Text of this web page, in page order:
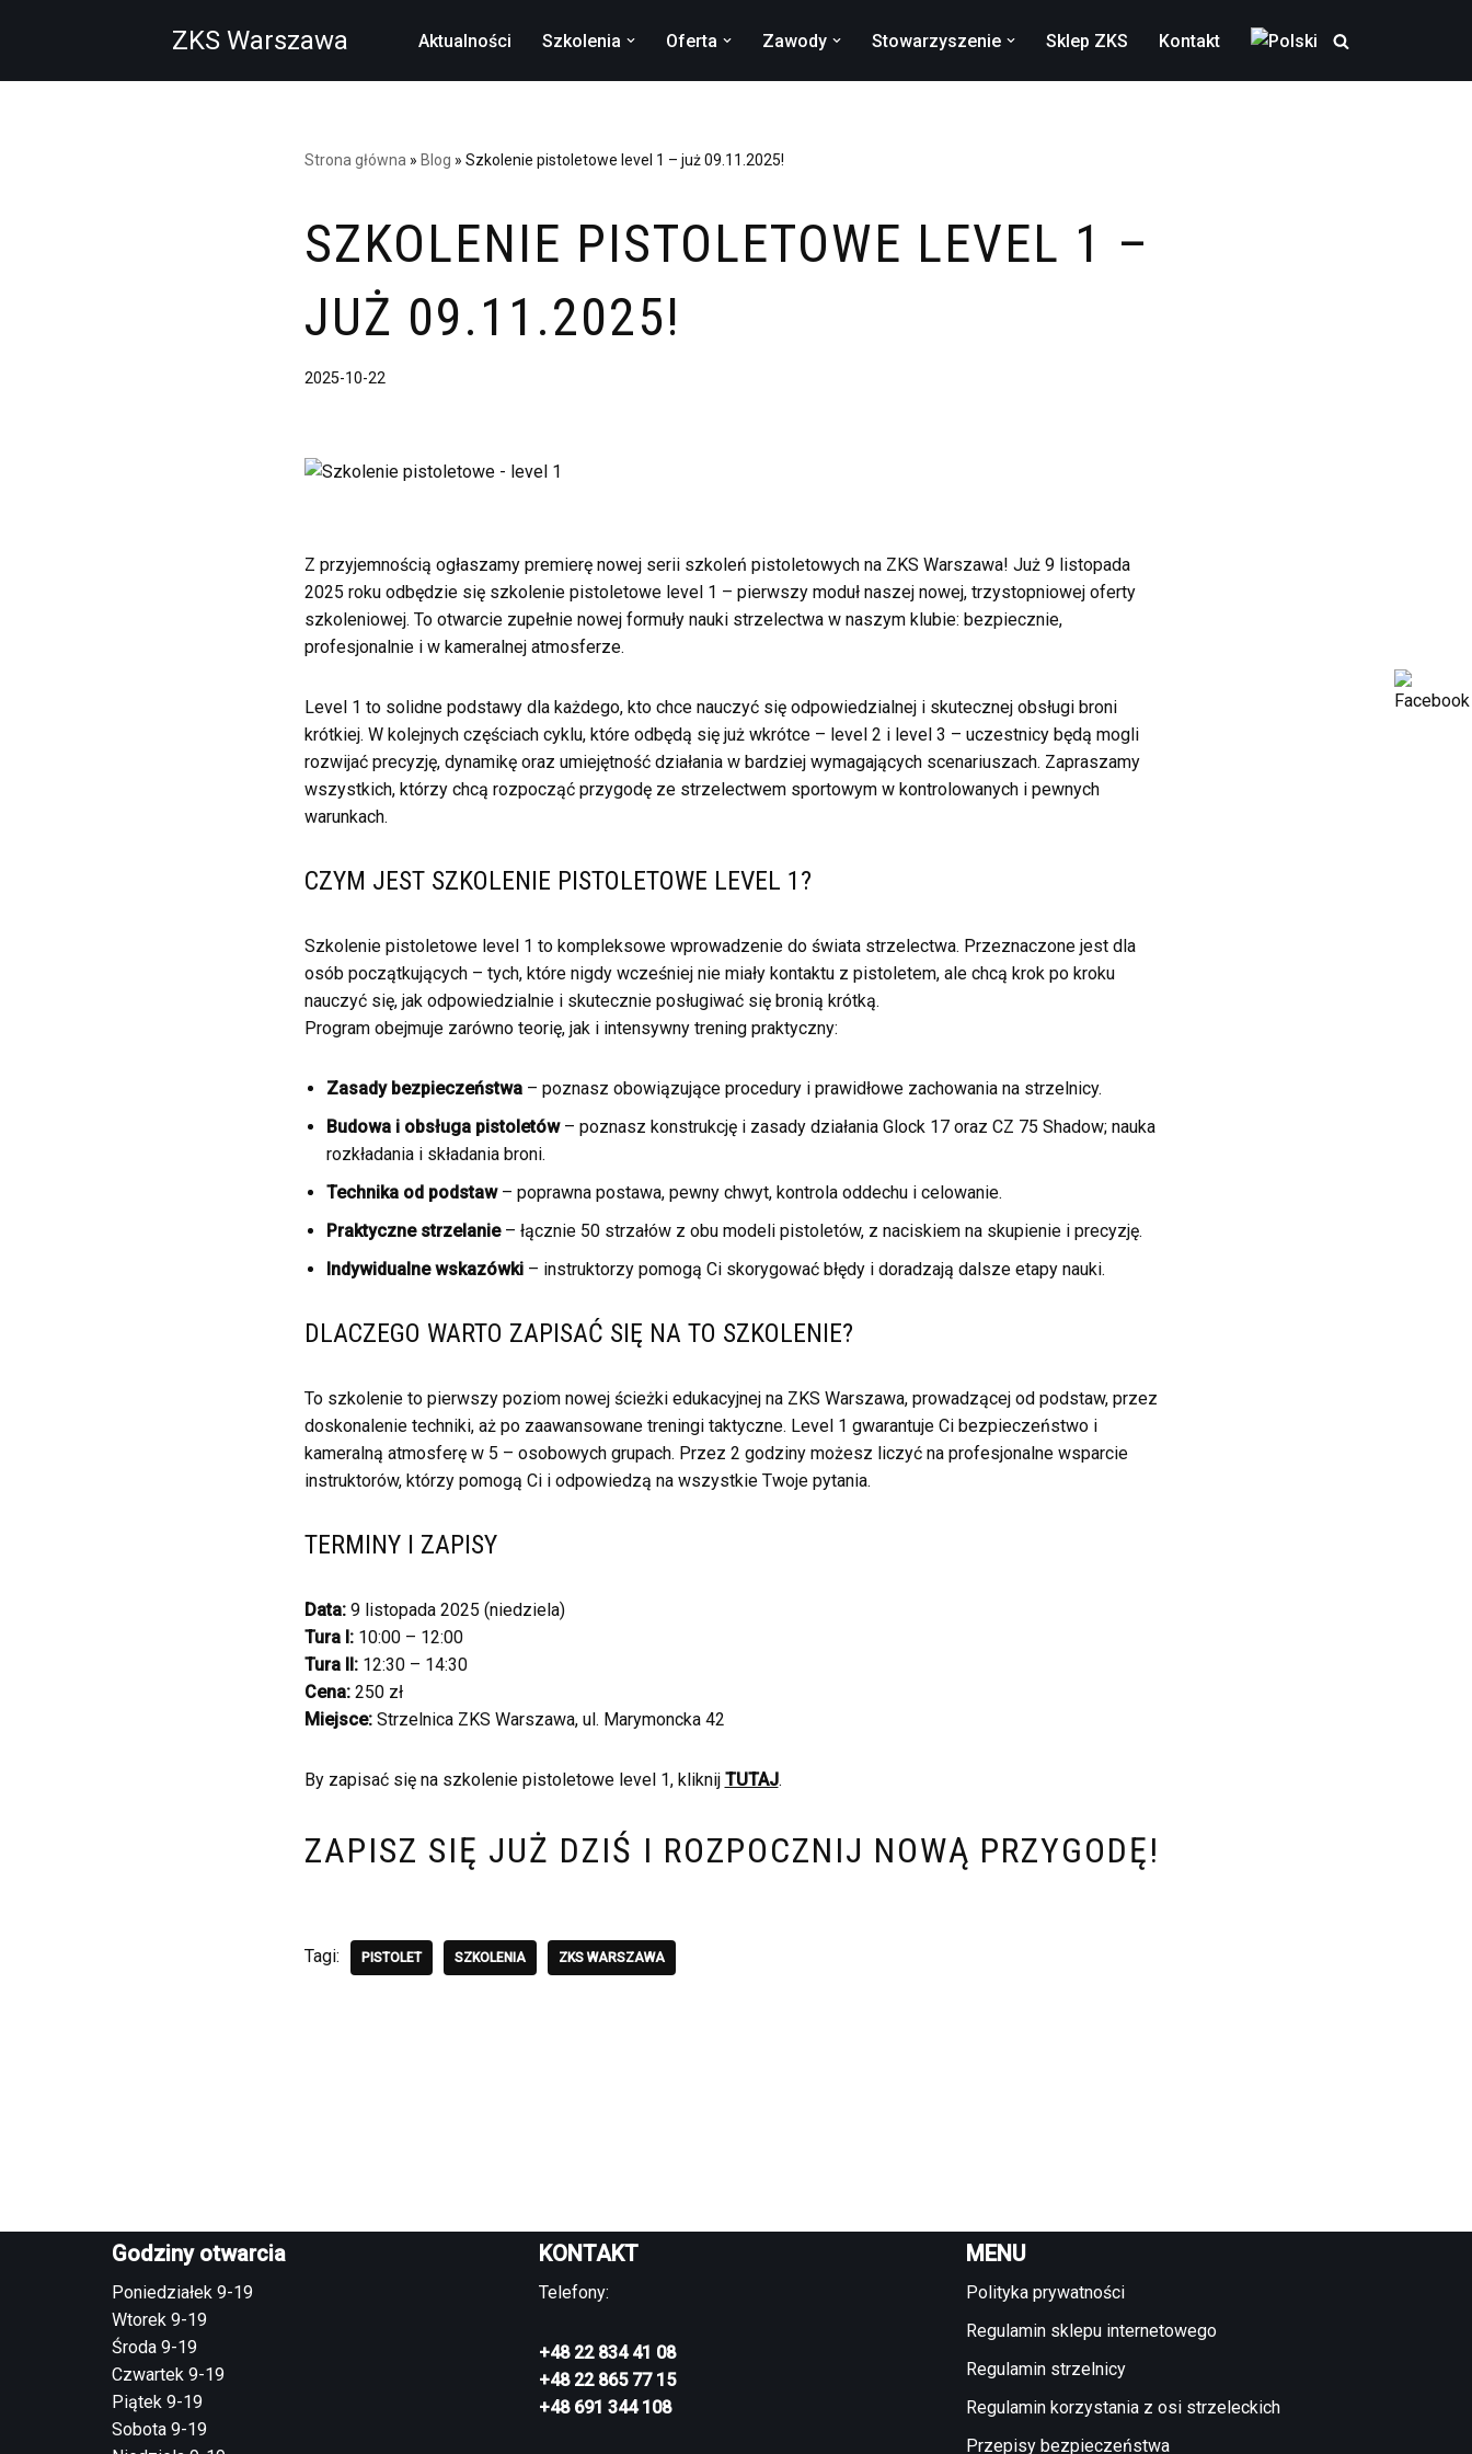
do
ZKS Warszawa Aktualności Szkolenia Oferta Zawody Stowarzyszenie Sklep ZKS Kontakt
Strona główna » Blog » Szkolenie pistoletowe level 1 – już 09.11.2025!
SZKOLENIE PISTOLETOWE LEVEL 1 –
JUŻ 09.11.2025!
2025-10-22
Z przyjemnością ogłaszamy premierę nowej serii szkoleń pistoletowych na ZKS Warszawa! Już 9 listopada
2025 roku odbędzie się szkolenie pistoletowe level 1 – pierwszy moduł naszej nowej, trzystopniowej oferty
szkoleniowej. To otwarcie zupełnie nowej formuły nauki strzelectwa w naszym klubie: bezpiecznie,
profesjonalnie i w kameralnej atmosferze.
Level 1 to solidne podstawy dla każdego, kto chce nauczyć się odpowiedzialnej i skutecznej obsługi broni
krótkiej. W kolejnych częściach cyklu, które odbędą się już wkrótce – level 2 i level 3 – uczestnicy będą mogli
rozwijać precyzję, dynamikę oraz umiejętność działania w bardziej wymagających scenariuszach. Zapraszamy
wszystkich, którzy chcą rozpocząć przygodę ze strzelectwem sportowym w kontrolowanych i pewnych
warunkach.
CZYM JEST SZKOLENIE PISTOLETOWE LEVEL 1?
Szkolenie pistoletowe level 1 to kompleksowe wprowadzenie do świata strzelectwa. Przeznaczone jest dla
osób początkujących – tych, które nigdy wcześniej nie miały kontaktu z pistoletem, ale chcą krok po kroku
nauczyć się, jak odpowiedzialnie i skutecznie posługiwać się bronią krótką.
Program obejmuje zarówno teorię, jak i intensywny trening praktyczny:
Zasady bezpieczeństwa– poznasz obowiązujące procedury i prawidłowe zachowania na strzelnicy.
Budowa i obsługa pistoletów– poznasz konstrukcję i zasady działania Glock 17 oraz CZ 75 Shadow; nauka
rozkładania i składania broni.
Technika od podstaw– poprawna postawa, pewny chwyt, kontrola oddechu i celowanie.
Praktyczne strzelanie– łącznie 50 strzałów z obu modeli pistoletów, z naciskiem na skupienie i precyzję.
Indywidualne wskazówki– instruktorzy pomogą Ci skorygować błędy i doradzają dalsze etapy nauki.
DLACZEGO WARTO ZAPISAĆ SIĘ NA TO SZKOLENIE?
To szkolenie to pierwszy poziom nowej ścieżki edukacyjnej na ZKS Warszawa, prowadzącej od podstaw, przez
doskonalenie techniki, aż po zaawansowane treningi taktyczne. Level 1 gwarantuje Ci bezpieczeństwo i
kameralną atmosferę w 5 – osobowych grupach. Przez 2 godziny możesz liczyć na profesjonalne wsparcie
instruktorów, którzy pomogą Ci i odpowiedzą na wszystkie Twoje pytania.
TERMINY I ZAPISY
Data:9 listopada 2025 (niedziela)
Tura I:10:00 – 12:00
Tura II:12:30 – 14:30
Cena:250 zł
Miejsce:Strzelnica ZKS Warszawa, ul. Marymoncka 42
By zapisać się na szkolenie pistoletowe level 1, kliknij TUTAJ.
ZAPISZ SIĘ JUŻ DZIŚ I ROZPOCZNIJ NOWĄ PRZYGODĘ!
Tagi: PISTOLET SZKOLENIA ZKS WARSZAWA
Godziny otwarcia
Poniedziałek 9-19
Wtorek 9-19
Środa 9-19
Czwartek 9-19
Piątek 9-19
Sobota 9-19
KONTAKT
Telefony:
+48 22 834 41 08
+48 22 865 77 15
+48 691 344 108
MENU
Polityka prywatności
Regulamin sklepu internetowego
Regulamin strzelnicy
Regulamin korzystania z osi strzeleckich
Przepisy bezpieczeństwa